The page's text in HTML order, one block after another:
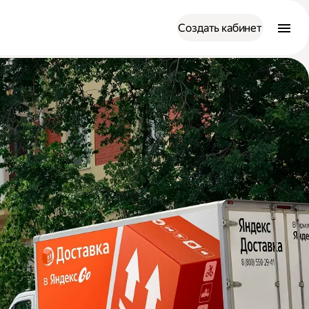
Создать кабинет